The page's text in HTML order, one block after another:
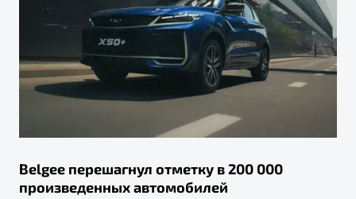
Belgee перешагнул отметку в 200 000
произведенных автомобилей